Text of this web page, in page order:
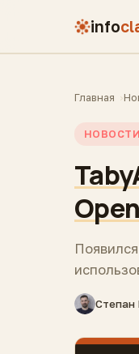
info
Главная
НОВОСТИ
Степан